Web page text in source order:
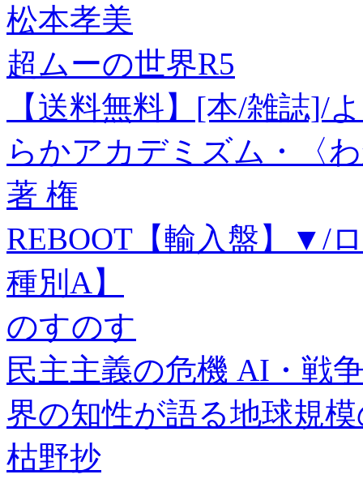
松本孝美
超ムーの世界R5
【送料無料】[本/雑誌]/
らかアカデミズム・〈
著 権
REBOOT【輸入盤】▼/
種別A】
のすのす
民主主義の危機 AI・戦
界の知性が語る地球規
枯野抄